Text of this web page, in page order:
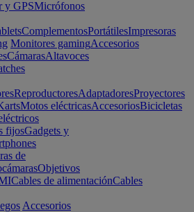
y GPSMicrófonos
ComplementosPortátilesImpresoras
Monitores gamingAccesorios
CámarasAltavoces
ReproductoresAdaptadoresProyectores
Motos eléctricasAccesoriosBicicletas
fijosGadgets y
de
Objetivos
Cables de alimentaciónCables
Accesorios